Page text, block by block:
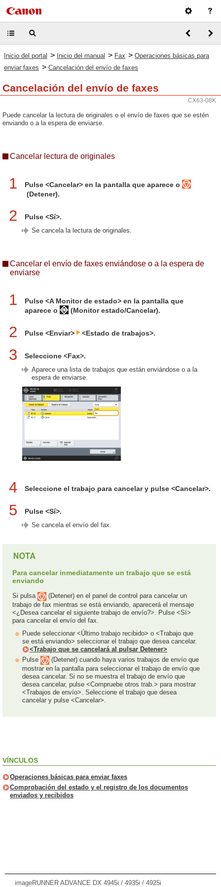
Inicio del portal > Inicio del manual > Fax > Operaciones básicas para
enviar faxes > Cancelación del envío de faxes
Cancelación del envío de faxes
CX63-08K
Puede cancelar la lectura de originales o el envío de faxes que se estén
enviando o a la espera de enviarse.
Cancelar lectura de originales
1
Pulse <Cancelar> en la pantalla que aparece o
(Detener).
2 Pulse <Sí>.
Se cancela la lectura de originales.
Cancelar el envío de faxes enviándose o a la espera de
enviarse
1
Pulse <A Monitor de estado> en la pantalla que
aparece o
(Monitor estado/Cancelar).
2 Pulse <Enviar> <Estado de trabajos>.
3 Seleccione <Fax>.
Aparece una lista de trabajos que están enviándose o a la
espera de enviarse.
4 Seleccione el trabajo para cancelar y pulse <Cancelar>.
5 Pulse <Sí>.
Se cancela el envío del fax.
Para cancelar inmediatamente un trabajo que se está
enviando
Si pulsa
(Detener) en el panel de control para cancelar un
trabajo de fax mientras se está enviando, aparecerá el mensaje
<¿Desea cancelar el siguiente trabajo de envío?>. Pulse <Sí>
para cancelar el envío del fax.
Puede seleccionar <Último trabajo recibido> o <Trabajo que
se está enviando> seleccionar el trabajo que desea cancelar.
<Trabajo que se cancelará al pulsar Detener>
Pulse
(Detener) cuando haya varios trabajos de envío que
mostrar en la pantalla para seleccionar el trabajo de envío que
desea cancelar. Si no se muestra el trabajo de envío que
desea cancelar, pulse <Compruebe otros trab.> para mostrar
<Trabajos de envío>. Seleccione el trabajo que desea
cancelar y pulse <Cancelar>.
VÍNCULOS
Operaciones básicas para enviar faxes
Comprobación del estado y el registro de los documentos
enviados y recibidos
imageRUNNER ADVANCE DX 4945i / 4935i / 4925i